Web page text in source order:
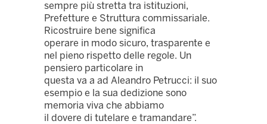
sempre più stretta tra istituzioni,
Prefetture e Struttura commissariale.
Ricostruire bene significa
operare in modo sicuro, trasparente e
nel pieno rispetto delle regole. Un
pensiero particolare in
questa va a ad Aleandro Petrucci: il suo
esempio e la sua dedizione sono
memoria viva che abbiamo
il dovere di tutelare e tramandare”.